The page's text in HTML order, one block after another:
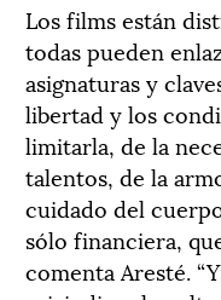
Los films están
todas pueden
asignaturas y
libertad y los
limitarla, de la
talentos, de la
cuidado del
sólo financiera,
comenta Aresté.